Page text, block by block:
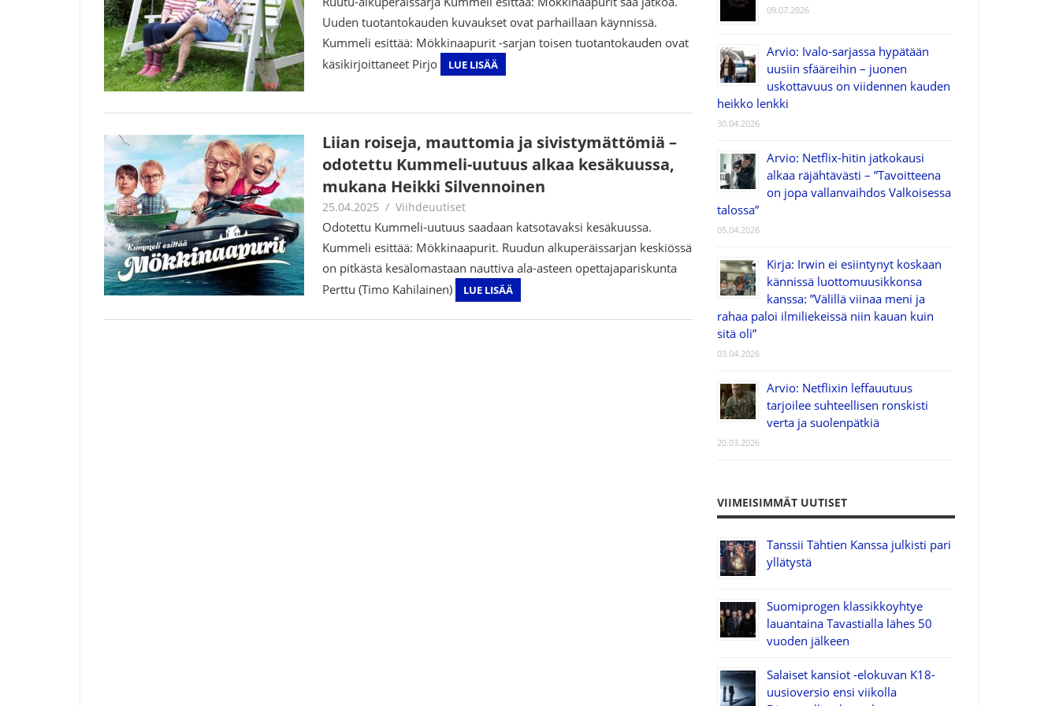
Uuden tuotantokauden kuvaukset ovat parhaillaan käynnissä.
Kummeli esittää: Mökkinaapurit -sarjan toisen tuotantokauden ovat
käsikirjoittaneet Pirjo
LUE LISÄÄ
Liian roiseja, mauttomia ja sivistymättömiä –
odotettu Kummeli-uutuus alkaa kesäkuussa,
mukana Heikki Silvennoinen
25.04.2025 Juha Kaunisto
Viihdeuutiset
Odotettu Kummeli-uutuus saadaan katsotavaksi kesäkuussa.
Kummeli esittää: Mökkinaapurit. Ruudun alkuperäissarjan keskiössä
on pitkästä kesälomastaan nauttiva ala-asteen opettajapariskunta
Perttu (Timo Kahilainen)
LUE LISÄÄ
09.07.2026
Arvio: Ivalo-sarjassa hypätään
uusiin sfääreihin – juonen
uskottavuus on viidennen kauden
heikko lenkki
30.04.2026
Arvio: Netflix-hitin jatkokausi
alkaa räjähtävästi – ”Tavoitteena
on jopa vallanvaihdos Valkoisessa
talossa”
05.04.2026
Kirja: Irwin ei esiintynyt koskaan
kännissä luottomuusikkonsa
kanssa: ”Välillä viinaa meni ja
rahaa paloi ilmiliekeissä niin kauan kuin
sitä oli”
03.04.2026
Arvio: Netflixin leffauutuus
tarjoilee suhteellisen ronskisti
verta ja suolenpätkiä
20.03.2026
VIIMEISIMMÄT UUTISET
Tanssii Tähtien Kanssa julkisti pari
yllätystä
Suomiprogen klassikkoyhtye
lauantaina Tavastialla lähes 50
vuoden jälkeen
Salaiset kansiot -elokuvan K18-
uusioversio ensi viikolla